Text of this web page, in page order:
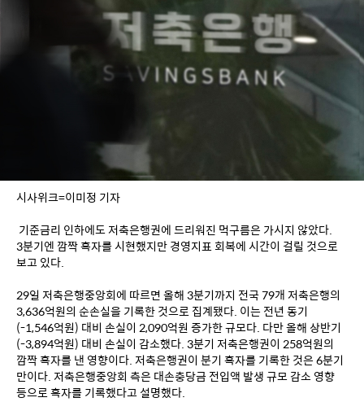
시사위크=이미정 기자
기준금리 인하에도 저축은행권에 드리워진 먹구름은 가시지 않았다.
3분기엔 깜짝 흑자를 시현했지만 경영지표 회복에 시간이 걸릴 것으로
보고 있다.
29일 저축은행중앙회에 따르면 올해 3분기까지 전국 79개 저축은행의
3,636억원의 순손실을 기록한 것으로 집계됐다. 이는 전년 동기
(-1,546억원) 대비 손실이 2,090억원 증가한 규모다. 다만 올해 상반기
(-3,894억원) 대비 손실이 감소했다. 3분기 저축은행권이 258억원의
깜짝 흑자를 낸 영향이다. 저축은행권이 분기 흑자를 기록한 것은 6분기
만이다. 저축은행중앙회 측은 대손충당금 전입액 발생 규모 감소 영향
등으로 흑자를 기록했다고 설명했다.